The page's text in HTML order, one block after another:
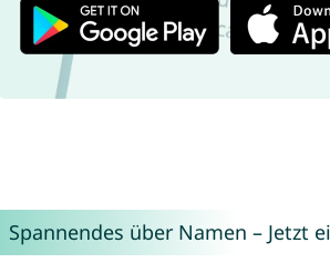
Spannendes über Namen – Jetzt